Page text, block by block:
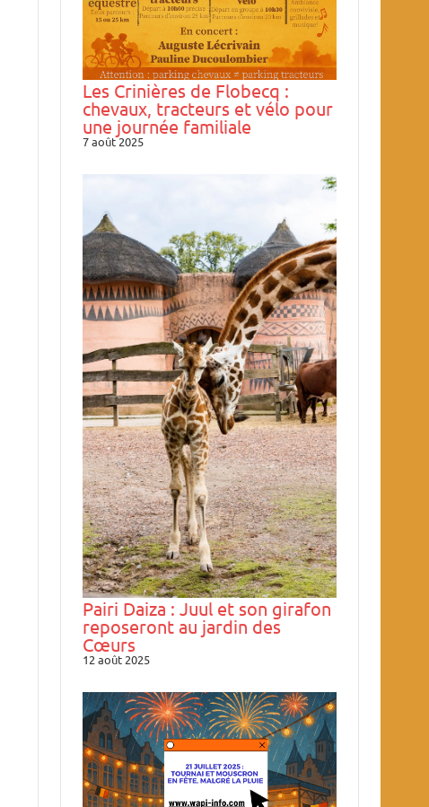
Les Crinières de Flobecq :
chevaux, tracteurs et vélo pour
une journée familiale
7 août 2025
Pairi Daiza : Juul et son girafon
reposeront au jardin des
Cœurs
12 août 2025